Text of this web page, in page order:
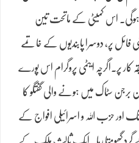
ہوگی۔ اس کمیٹی کے ماتحت تین
فائل پر، دوسرا پابندیوں کے خاتمے
پر۔اگرچہ ایٹمی پروگرام اس پورے
برجن سٹاک میں ہونے والی گفتگو کا
اور حزب اللہ و اسرائیلی افواج کے
گرد گھومتا رہا۔ ایک ثالث ملک کے